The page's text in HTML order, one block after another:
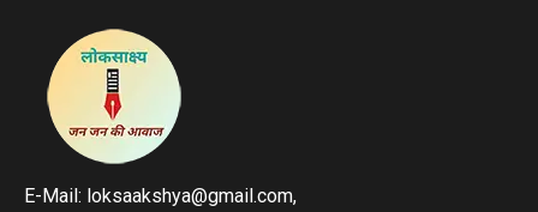
E-Mail: loksaakshya@gmail.com,